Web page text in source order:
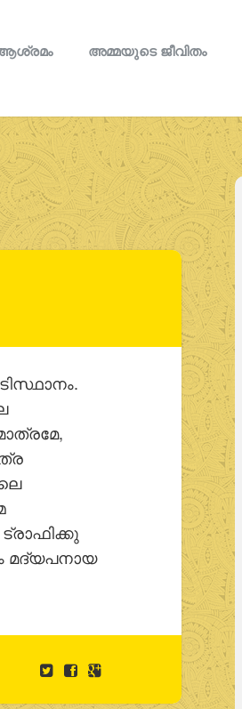
അമ്മയുടെ ജീവിതം
മദ്യപനായ